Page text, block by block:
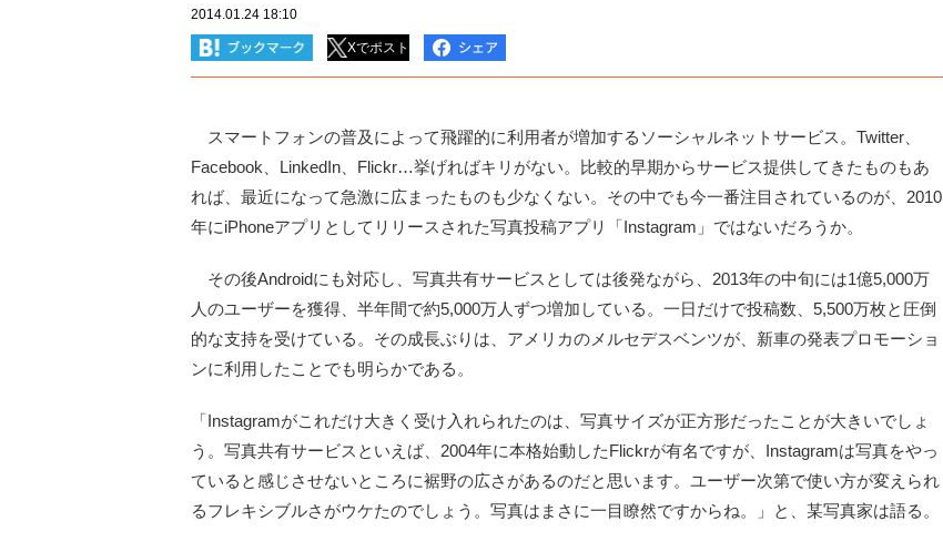
2014.01.24 18:10
Xでポスト
スマートフォンの普及によって飛躍的に利用者が増加するソーシャルネットサービス。Twitter、
Facebook、LinkedIn、Flickr…挙げればキリがない。比較的早期からサービス提供してきたものもあ
れば、最近になって急激に広まったものも少なくない。その中でも今一番注目されているのが、2010
年にiPhoneアプリとしてリリースされた写真投稿アプリ「Instagram」ではないだろうか。
その後Androidにも対応し、写真共有サービスとしては後発ながら、2013年の中旬には1億5,000万
人のユーザーを獲得、半年間で約5,000万人ずつ増加している。一日だけで投稿数、5,500万枚と圧倒
的な支持を受けている。その成長ぶりは、アメリカのメルセデスベンツが、新車の発表プロモーショ
ンに利用したことでも明らかである。
「Instagramがこれだけ大きく受け入れられたのは、写真サイズが正方形だったことが大きいでしょ
う。写真共有サービスといえば、2004年に本格始動したFlickrが有名ですが、Instagramは写真をやっ
ていると感じさせないところに裾野の広さがあるのだと思います。ユーザー次第で使い方が変えられ
るフレキシブルさがウケたのでしょう。写真はまさに一目瞭然ですからね。」と、某写真家は語る。